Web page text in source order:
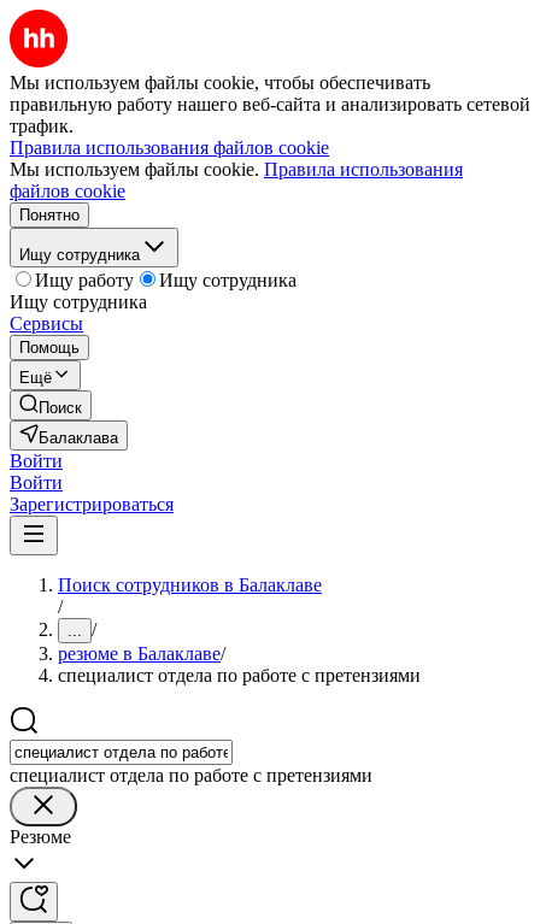
Мы используем файлы cookie, чтобы обеспечивать
правильную работу нашего веб-сайта и анализировать сетевой
трафик.
Правила использования файлов cookie
Мы используем файлы cookie. Правила использования
файлов cookie
Понятно
Ищу сотрудника
Ищу работу
Ищу сотрудника
Ищу сотрудника
Сервисы
Помощь
Ещё
Поиск
Балаклава
Войти
Войти
Зарегистрироваться
Поиск сотрудников в Балаклаве
/
... /
резюме в Балаклаве/
специалист отдела по работе с претензиями
специалист отдела по работе с претензиями
Резюме